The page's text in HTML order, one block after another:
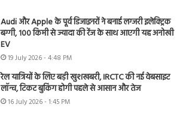
Audi और Apple के पूर्व डिजाइनरों ने बनाई लग्जरी इलेक्ट्रिक
बग्गी, 100 किमी से ज्यादा की रेंज के साथ आएगी यह अनोखी
EV
19 July 2026 - 4:48 PM
रेल यात्रियों के लिए बड़ी खुशखबरी, IRCTC की नई वेबसाइट
लॉन्च, टिकट बुकिंग होगी पहले से आसान और तेज
16 July 2026 - 1:45 PM